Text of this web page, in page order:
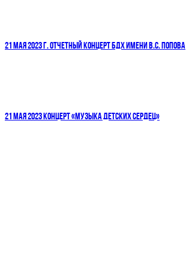
21 МАЯ 2023 Г. ОТЧЕТНЫЙ КОНЦЕРТ БДХ ИМЕНИ В.С. ПОПОВА
21 МАЯ 2023 КОНЦЕРТ «МУЗЫКА ДЕТСКИХ СЕРДЕЦ»